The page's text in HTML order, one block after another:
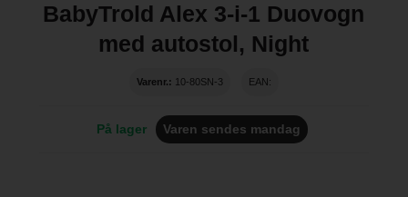
BabyTrold Alex 3-i-1 Duovogn
med autostol, Night
Varenr.: 10-80SN-3 EAN:
På lager Varen sendes mandag